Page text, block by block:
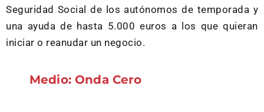
Seguridad Social de los autónomos de temporada y
una ayuda de hasta 5.000 euros a los que quieran
iniciar o reanudar un negocio.
Medio: Onda Cero